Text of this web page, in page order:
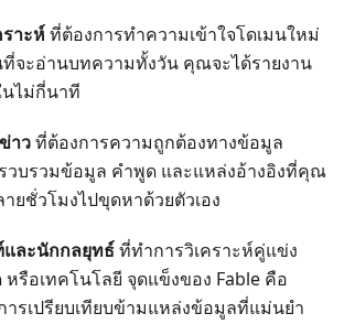
าะห์ที่ต้องการทำความเข้าใจโดเมนใหม่
ที่จะอ่านบทความทั้งวัน คุณจะได้รายงาน
ไม่กี่นาที
าวที่ต้องการความถูกต้องทางข้อมูล
รวบรวมข้อมูล คำพูด และแหล่งอ้างอิงที่คุณ
ายชั่วโมงไปขุดหาด้วยตัวเอง
ละนักกลยุทธ์ที่ทำการวิเคราะห์คู่แข่ง
หรือเทคโนโลยี จุดแข็งของ Fable คือ
รเปรียบเทียบข้ามแหล่งข้อมูลที่แม่นยำ